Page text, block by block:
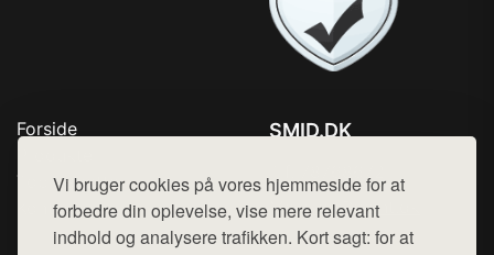
Vi bruger cookies på vores hjemmeside for at
forbedre din oplevelse, vise mere relevant
indhold og analysere trafikken. Kort sagt: for at
Forside
Top Rabatter
Kontakt
SMID.DK
Mail: hej@want.dk